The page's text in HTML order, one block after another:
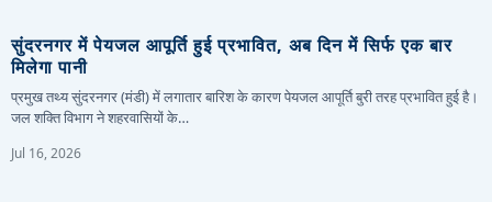
सुंदरनगर में पेयजल आपूर्ति हुई प्रभावित, अब दिन में सिर्फ एक बार
मिलेगा पानी
प्रमुख तथ्य सुंदरनगर (मंडी) में लगातार बारिश के कारण पेयजल आपूर्ति बुरी तरह प्रभावित हुई है।
जल शक्ति विभाग ने शहरवासियों के…
Jul 16, 2026